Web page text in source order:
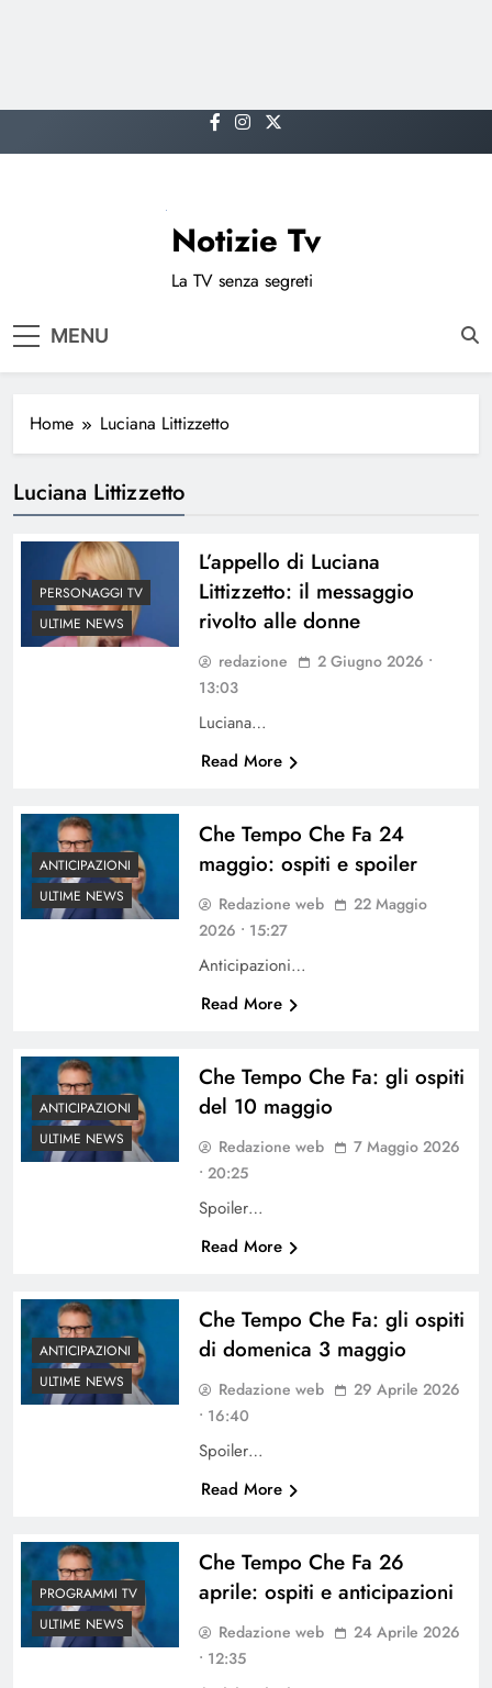
to
Notizie Tv
La TV senza segreti
MENU
Home Luciana Littizzetto
Luciana Littizzetto
PERSONAGGI TV
ULTIME NEWS
L’appello di Luciana
Littizzetto: il messaggio
rivolto alle donne
redazione
2 Giugno 2026 •
13:03
Luciana…
Read More
ANTICIPAZIONI
ULTIME NEWS
Che Tempo Che Fa 24
maggio: ospiti e spoiler
Redazione web
22 Maggio
2026 • 15:27
Anticipazioni…
Read More
ANTICIPAZIONI
ULTIME NEWS
Che Tempo Che Fa: gli ospiti
del 10 maggio
Redazione web
7 Maggio 2026
• 20:25
Spoiler…
Read More
ANTICIPAZIONI
ULTIME NEWS
Che Tempo Che Fa: gli ospiti
di domenica 3 maggio
Redazione web
29 Aprile 2026
• 16:40
Spoiler…
Read More
PROGRAMMI TV
ULTIME NEWS
Che Tempo Che Fa 26
aprile: ospiti e anticipazioni
Redazione web
24 Aprile 2026
• 12:35